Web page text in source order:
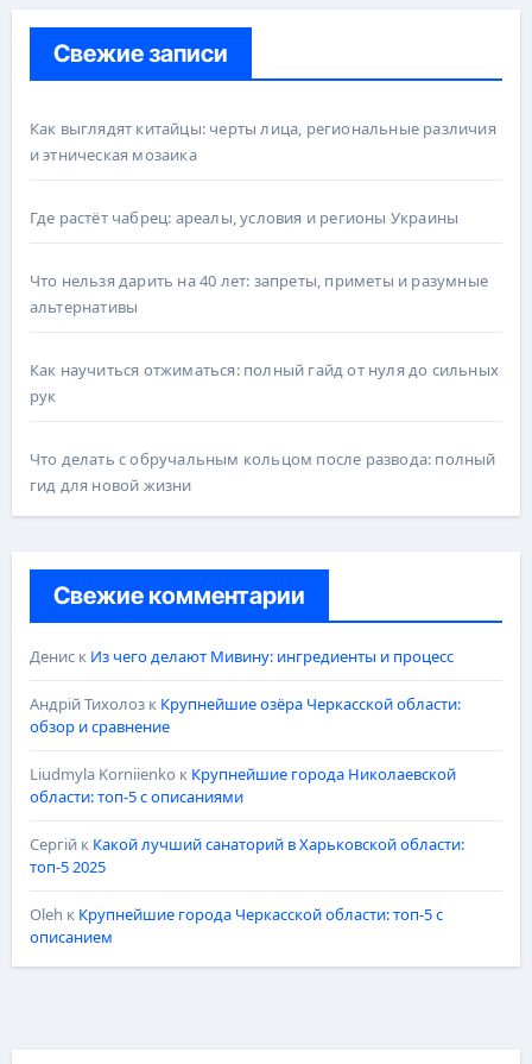
Свежие записи
Как выглядят китайцы: черты лица, региональные различия
и этническая мозаика
Где растёт чабрец: ареалы, условия и регионы Украины
Что нельзя дарить на 40 лет: запреты, приметы и разумные
альтернативы
Как научиться отжиматься: полный гайд от нуля до сильных
рук
Что делать с обручальным кольцом после развода: полный
гид для новой жизни
Свежие комментарии
Дениск Из чего делают Мивину: ингредиенты и процесс
Андрій Тихолозк Крупнейшие озёра Черкасской области:
обзор и сравнение
Liudmyla Korniienko к Крупнейшие города Николаевской
области: топ-5 с описаниями
Сергійк Какой лучший санаторий в Харьковской области:
топ-5 2025
Oleh к Крупнейшие города Черкасской области: топ-5 с
описанием